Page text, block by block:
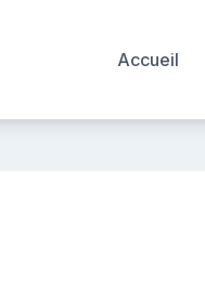
Accueil